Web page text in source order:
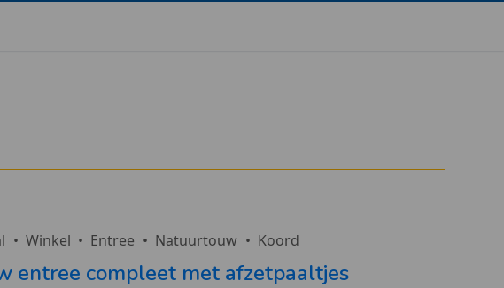
• Winkel • Entree • Natuurtouw • Koord
entree compleet met afzetpaaltjes